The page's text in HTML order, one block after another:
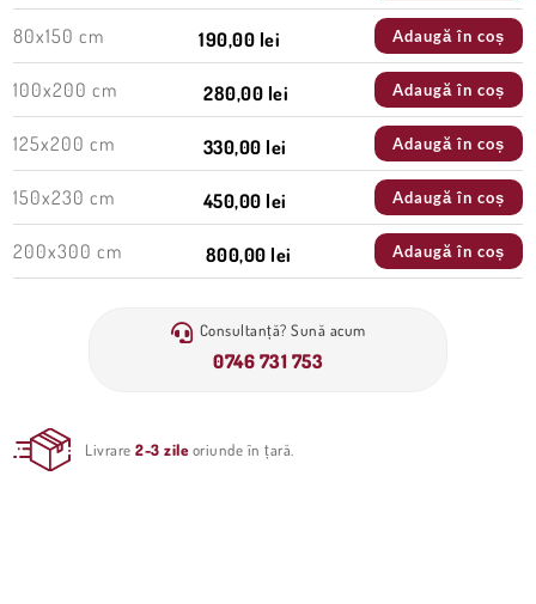
80x150 cm 190,00 lei Adaugă în coș
100x200 cm 280,00 lei Adaugă în coș
125x200 cm 330,00 lei Adaugă în coș
150x230 cm 450,00 lei Adaugă în coș
200x300 cm 800,00 lei Adaugă în coș
Consultanță? Sună acum
0746 731 753
Livrare2-3 zile oriunde în țară.